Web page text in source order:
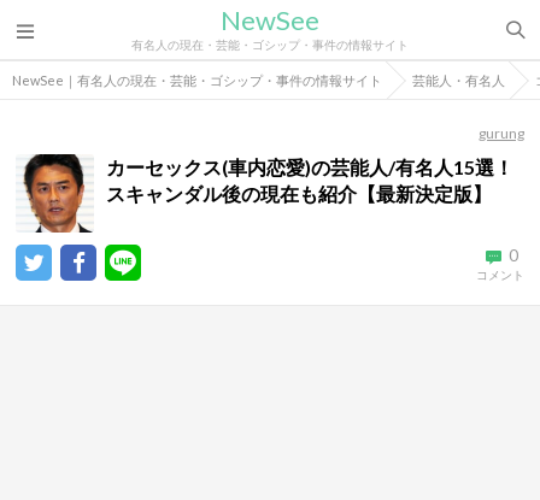
NewSee
有名人の現在・芸能・ゴシップ・事件の情報サイト
NewSee｜有名人の現在・芸能・ゴシップ・事件の情報サイト 芸能人・有名人
gurung
カーセックス(車内恋愛)の芸能人/有名人15選！
スキャンダル後の現在も紹介【最新決定版】
0
コメント